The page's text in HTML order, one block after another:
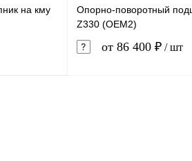
на кму
Опорно-поворотный
Z330 (OEM2)
от 86 400 ₽ / шт